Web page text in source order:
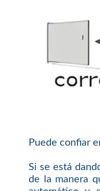
Puede confiar
Si se está
de la manera